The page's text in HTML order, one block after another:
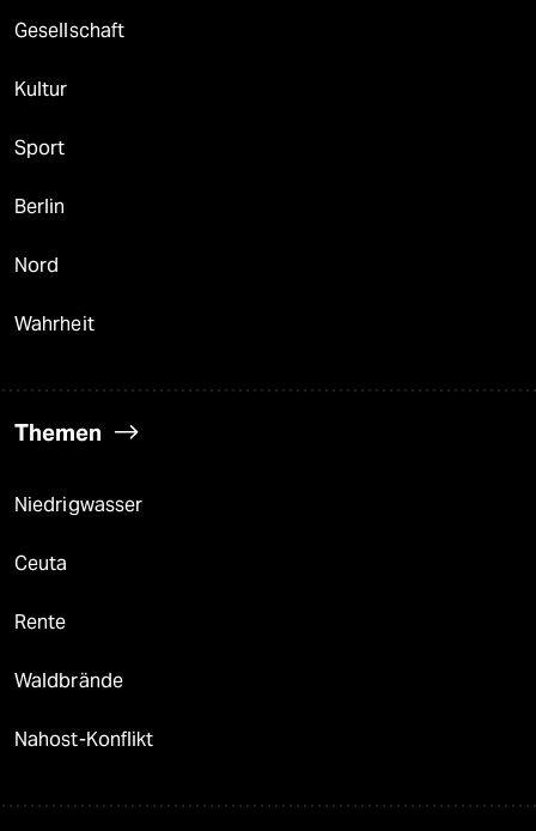
Gesellschaft
Kultur
Sport
Berlin
Nord
Wahrheit
Themen
Niedrigwasser
Ceuta
Rente
Waldbrände
Nahost-Konflikt